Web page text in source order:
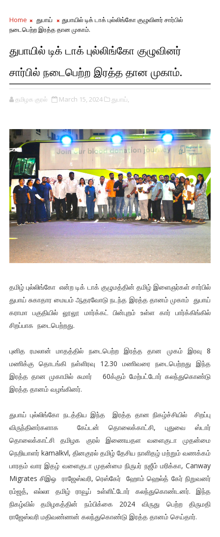
Home துபாய்
துபாயில் டிக் டாக் புல்லிங்கோ குழுவினர் சார்பில்
நடைபெற்ற இரத்த தான முகாம்.
துபாயில் டிக் டாக் புல்லிங்கோ குழுவினர்
சார்பில் நடைபெற்ற இரத்த தான முகாம்.
தமிழக குரல் March 15, 2024 துபாய்,
தமிழ் புல்லிங்கோ என்ற டிக் டாக் குழுமத்தின் தமிழ் இளைஞர்கள் சார்பில்
துபாய் சுகாதார மையம் ஆதரவோடு நடந்த இரத்த தானம் முகாம் துபாய்
கராமா பகுதியில் லூலூ மார்க்கட் பின்புறம் உள்ள கார் பார்க்கிங்கில்
சிறப்பாக நடைபெற்றது.
புனித ரமலான் மாதத்தில் நடைபெற்ற இரத்த தான முகம் இரவு 8
மணிக்கு தொடங்கி நள்ளிரவு 12.30 மணிவரை நடைபெற்றது இந்த
இரத்த தான முகாமில் சுமார் 60க்கும் மேற்பட்டோர் கலந்துகொண்டு
இரத்த தானம் வழங்கினர்.
துபாய் புல்லிங்கோ நடத்திய இந்த இரத்த தான நிகழ்ச்சியில் சிறப்பு
விருந்தினர்களாக கேப்டன் தொலைக்காட்சி, புதுவை ஸ்டார்
தொலைக்காட்சி தமிழக குரல் இணையதள வளைகுடா முதன்மை
நெறியாளர் kamalkvl, தினகுரல் தமிழ் தேசிய நாளிதழ் மற்றும் வணக்கம்
பாரதம் வார இதழ் வளைகுடா முதன்மை நிருபர் நஜீம் மரிக்கா, Canway
Migrates சிஇஒ ராஜேஸ்வரி, ரெஸ்கேர் ஹோம் ஹெல்த் கேர் நிறுவனர்
ரம்ஜத், எல்லா தமிழ் ராவூப் உள்ளிட்டோர் கலந்துகொண்டனர். இந்த
நிகழ்வில் தமிழகத்தின் நம்பிக்கை 2024 விருது பெற்ற திருமதி
ராஜேஸ்வரி மதிவண்ணன் கலந்துகொண்டு இரத்த தானம் செய்தார்.